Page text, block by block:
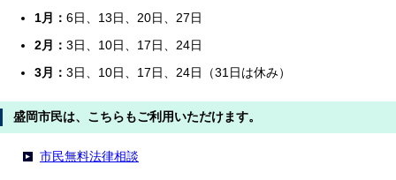
1月： 6日、13日、20日、27日
2月： 3日、10日、17日、24日
3月： 3日、10日、17日、24日（31日は休み）
盛岡市民は、こちらもご利用いただけます。
市民無料法律相談